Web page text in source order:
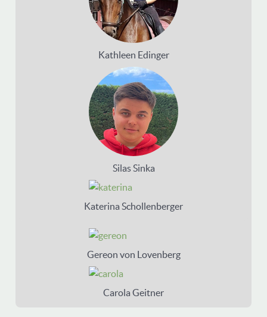
Kathleen Edinger
Silas Sinka
Katerina Schollenberger
Gereon von Lovenberg
Carola Geitner